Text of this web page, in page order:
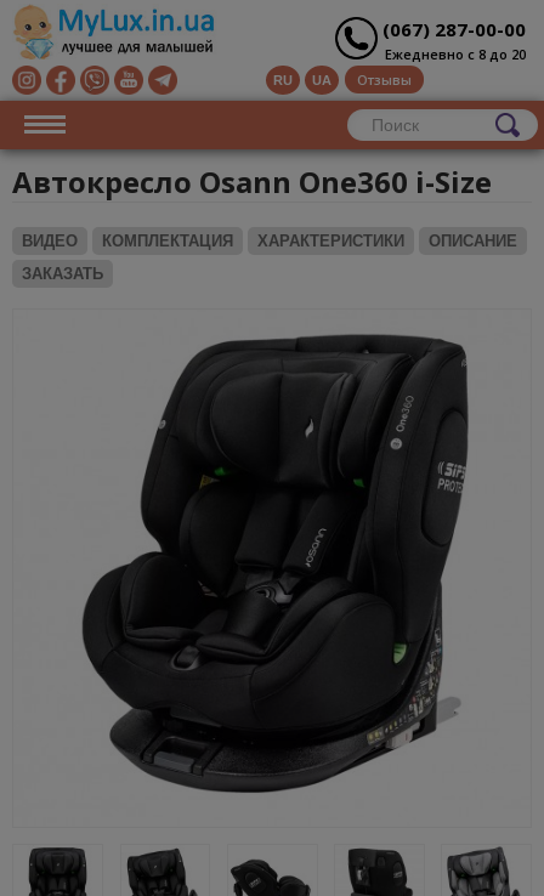
(067) 287-00-00
Ежедневно с 8 до 20
RU UA Отзывы
Автокресло Osann One360 i-Size
ВИДЕО КОМПЛЕКТАЦИЯ ХАРАКТЕРИСТИКИ
ОПИСАНИЕ
ЗАКАЗАТЬ